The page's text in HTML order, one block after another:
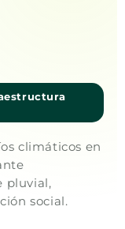
climáticos en
pluvial,
social.